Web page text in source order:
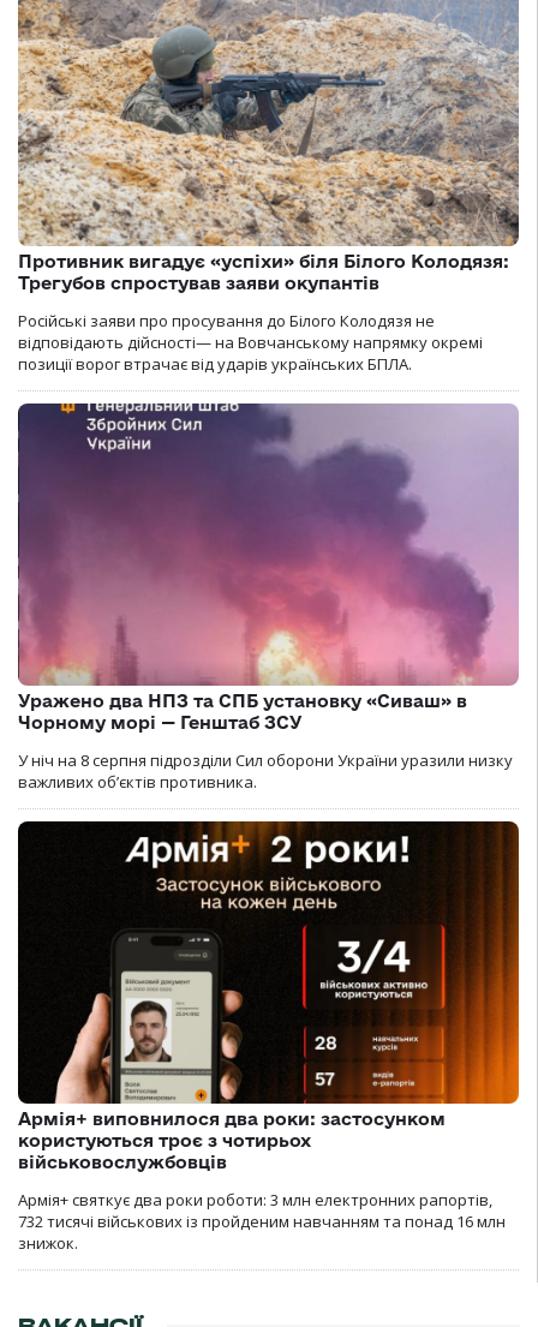
Противник вигадує «успіхи» біля Білого Колодязя:
Трегубов спростував заяви окупантів
Російські заяви про просування до Білого Колодязя не
відповідають дійсності— на Вовчанському напрямку окремі
позиції ворог втрачає від ударів українських БПЛА.
Уражено два НПЗ та СПБ установку «Сиваш» в
Чорному морі — Генштаб ЗСУ
У ніч на 8 серпня підрозділи Сил оборони України уразили низку
важливих об’єктів противника.
Армія+ виповнилося два роки: застосунком
користуються троє з чотирьох
військовослужбовців
Армія+ святкує два роки роботи: 3 млн електронних рапортів,
732 тисячі військових із пройденим навчанням та понад 16 млн
знижок.